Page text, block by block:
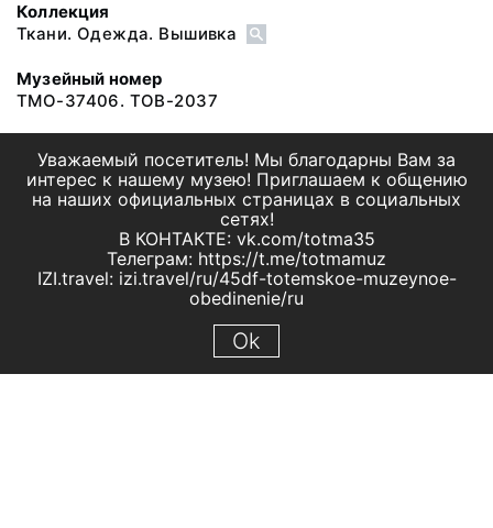
Коллекция
Ткани. Одежда. Вышивка
Музейный номер
ТМО-37406. ТОВ-2037
Уважаемый посетитель! Мы благодарны Вам за
интерес к нашему музею! Приглашаем к общению
на наших официальных страницах в социальных
сетях!
В КОНТАКТЕ: vk.com/totma35
Телеграм: https://t.me/totmamuz
IZI.travel: izi.travel/ru/45df-totemskoe-muzeynoe-
obedinenie/ru
Ok